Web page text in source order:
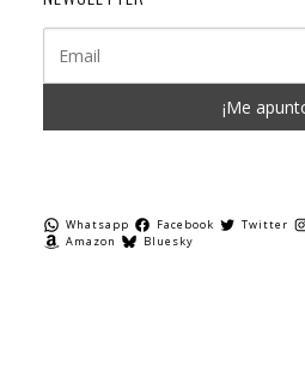
Whatsapp Facebook Twitter
Amazon
Bluesky